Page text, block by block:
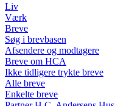
Liv
Værk
Breve
Søg i brevbasen
Afsendere og modtagere
Breve om HCA
Ikke tidligere trykte breve
Alle breve
Enkelte breve